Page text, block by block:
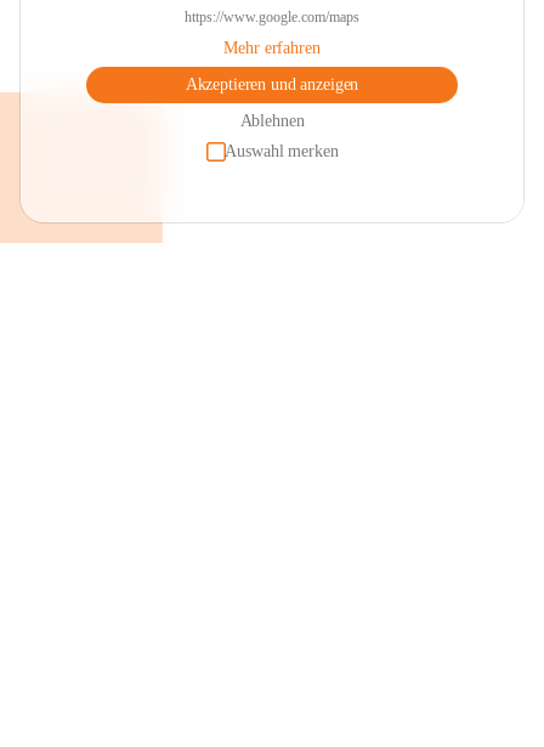
https://www.google.com/maps
Mehr erfahren
Akzeptieren und anzeigen
Ablehnen
Auswahl merken